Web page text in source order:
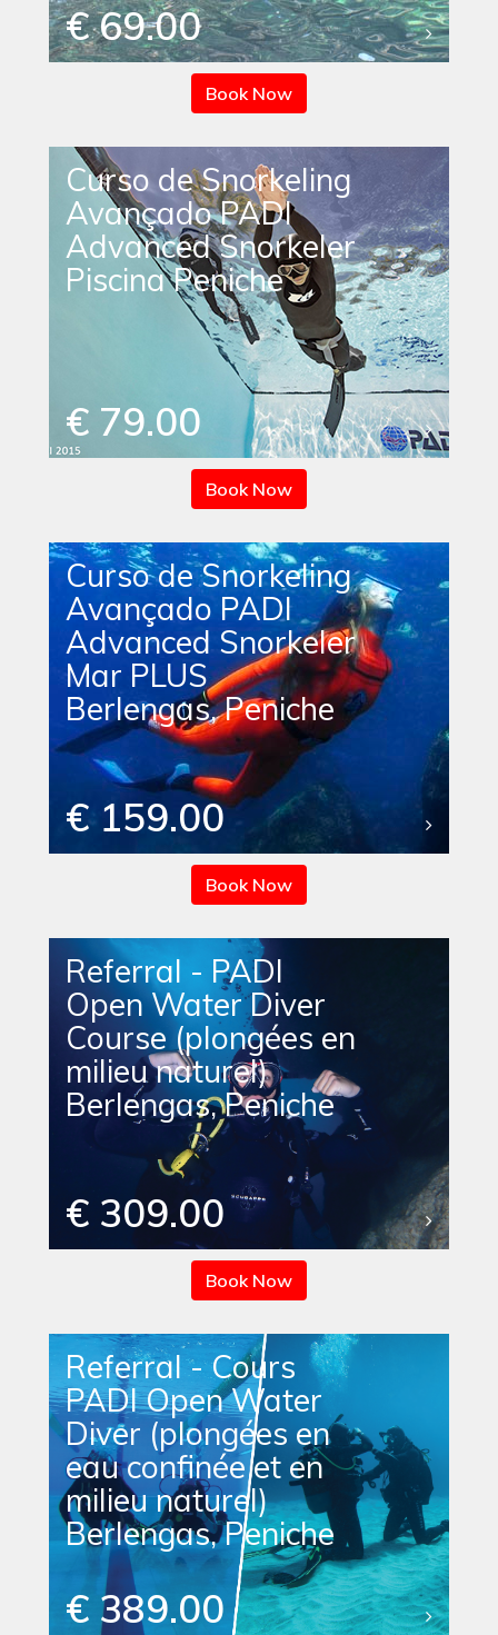
€ 69.00
Book Now
Curso de Snorkeling
Avançado PADI
Advanced Snorkeler
Piscina Peniche
€ 79.00
Book Now
Curso de Snorkeling
Avançado PADI
Advanced Snorkeler
Mar PLUS
Berlengas, Peniche
€ 159.00
Book Now
Referral - PADI
Open Water Diver
Course (plongées en
milieu naturel)
Berlengas, Peniche
€ 309.00
Book Now
Referral - Cours
PADI Open Water
Diver (plongées en
eau confinée et en
milieu naturel)
Berlengas, Peniche
€ 389.00